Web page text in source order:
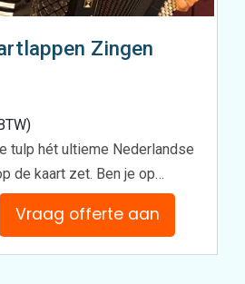
Zingen
tulp hét ultieme Nederlandse
de kaart zet. Ben je op…
Vraag offerte aan